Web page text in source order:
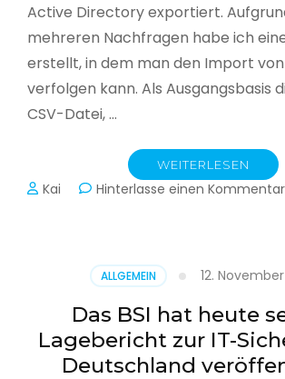
Active Directory exportiert.
mehreren Nachfragen habe ich
erstellt, in dem man den Import
verfolgen kann. Als Ausgangsbasis
CSV-Datei, …
WEITERLESEN
Kai Hinterlasse einen Kommentar
ALLGEMEIN 12.
Das BSI hat heute
Lagebericht zur IT-
Deutschland